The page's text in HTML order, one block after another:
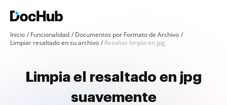
Inicio Funcionalidad
Documentos por Formato de Archivo
Limpiar resaltado en su archivo
Resaltar limpio en jpg
Limpia el resaltado en jpg
suavemente